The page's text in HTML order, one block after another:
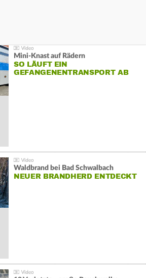
Mini-Knast auf Rädern
SO LÄUFT EIN
GEFANGENENTRANSPORT AB
Waldbrand bei Bad Schwalbach
NEUER BRANDHERD ENTDECKT